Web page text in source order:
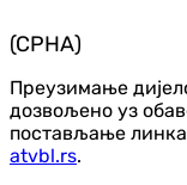
(СРНА)
Преузимање
дозвољено уз
постављање
atvbl.rs.